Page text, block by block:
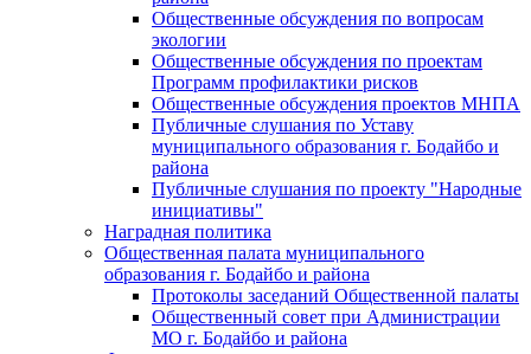
Общественные обсуждения по вопросам
экологии
Общественные обсуждения по проектам
Программ профилактики рисков
Общественные обсуждения проектов МНПА
Публичные слушания по Уставу
муниципального образования г. Бодайбо и
района
Публичные слушания по проекту "Народные
инициативы"
Наградная политика
Общественная палата муниципального
образования г. Бодайбо и района
Протоколы заседаний Общественной палаты
Общественный совет при Администрации
МО г. Бодайбо и района